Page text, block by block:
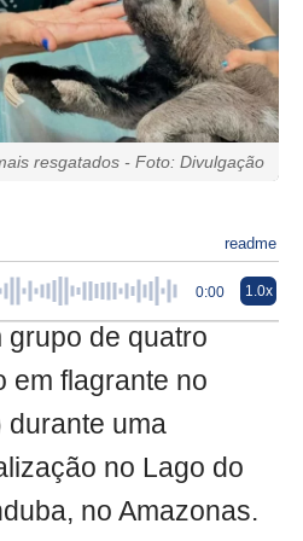
resgatados - Foto: Divulgação
readme
0:00 1.0x
grupo de quatro
em flagrante no
durante uma
no Lago do
no Amazonas.